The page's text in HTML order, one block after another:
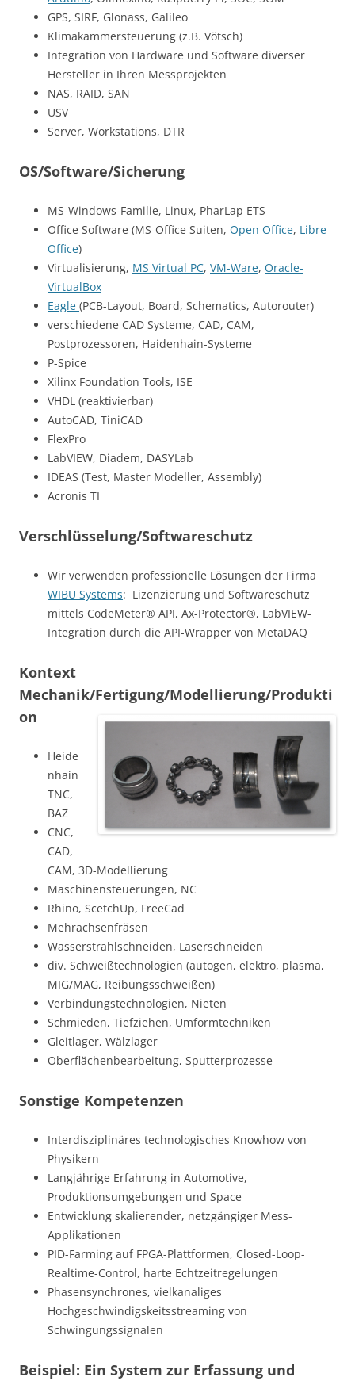
GPS, SIRF, Glonass, Galileo
Klimakammersteuerung (z.B. Vötsch)
Integration von Hardware und Software diverser
Hersteller in Ihren Messprojekten
NAS, RAID, SAN
USV
Server, Workstations, DTR
OS/Software/Sicherung
MS-Windows-Familie, Linux, PharLap ETS
Office Software (MS-Office Suiten, Open Office, Libre
Office)
Virtualisierung, MS Virtual PC, VM-Ware, Oracle-
VirtualBox
Eagle (PCB-Layout, Board, Schematics, Autorouter)
verschiedene CAD Systeme, CAD, CAM,
Postprozessoren, Haidenhain-Systeme
P-Spice
Xilinx Foundation Tools, ISE
VHDL (reaktivierbar)
AutoCAD, TiniCAD
FlexPro
LabVIEW, Diadem, DASYLab
IDEAS (Test, Master Modeller, Assembly)
Acronis TI
Verschlüsselung/Softwareschutz
Wir verwenden professionelle Lösungen der Firma
WIBU Systems: Lizenzierung und Softwareschutz
mittels CodeMeter® API, Ax-Protector®, LabVIEW-
Integration durch die API-Wrapper von MetaDAQ
Kontext
Mechanik/Fertigung/Modellierung/Produkti
on
Heide
nhain
TNC,
BAZ
CNC,
CAD,
CAM, 3D-Modellierung
Maschinensteuerungen, NC
Rhino, ScetchUp, FreeCad
Mehrachsenfräsen
Wasserstrahlschneiden, Laserschneiden
div. Schweißtechnologien (autogen, elektro, plasma,
MIG/MAG, Reibungsschweißen)
Verbindungstechnologien, Nieten
Schmieden, Tiefziehen, Umformtechniken
Gleitlager, Wälzlager
Oberflächenbearbeitung, Sputterprozesse
Sonstige Kompetenzen
Interdisziplinäres technologisches Knowhow von
Physikern
Langjährige Erfahrung in Automotive,
Produktionsumgebungen und Space
Entwicklung skalierender, netzgängiger Mess-
Applikationen
PID-Farming auf FPGA-Plattformen, Closed-Loop-
Realtime-Control, harte Echtzeitregelungen
Phasensynchrones, vielkanaliges
Hochgeschwindigskeitsstreaming von
Schwingungssignalen
Beispiel: Ein System zur Erfassung und